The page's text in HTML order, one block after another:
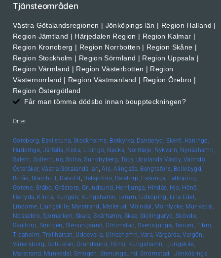
Tjänsteområden
Västra Götalandsregionen | Jönköpings län | Region Halland |
Region Jämtland | Härjedalen Region | Region Kalmar |
Region Kronoberg | Region Norrbotten | Region Skåne |
Region Stockholm | Region Sörmland | Region Uppsala |
Region Värmland | Region Västerbotten | Region
Västernorrland | Region Västmanland | Region Örebro |
Region Östergötland
Får man tömma dödsbo innan bouppteckningen?
Orter
Göteborg, Eskilstuna, Stockholms, Botkyrka, Danderyd, Ekerö, Haninge,
Huddinge, Järfälla, Kista, Lidingö, Nacka, Norrtälje, Nykvarn, Nynäshamn,
Salem, Sollentuna, Solna, Sundbyberg, Täby, Upplands Väsby, Värmdö,
Österåker, Västra Götalands län, Ale, Alingsås, Bengtsfors, Bollebygd,
Borås, Brämhult, Dals-Ed , Dalsjöfors, Dalstorp, Essunga, Falköping,
Götene, Gråbo, Grästorp, Grundsund, Herrljunga, Hindås, Hjo, Hönö,
Härryda, Kinna, Kungälv, Kungshamn, Lerum, Lidköping, Lilla Edet,
Lindome, Ljungskile, Marstrand, Mellerud, Mölndal, Mölnlycke, Munkedal,
Nossebro, Sjömarken, Skara, Skärhamn, Skee, Skillingaryd, Skövde,
Skultorp, Smögen, Stenungsund, Strömstad, Svensljunga, Tanum, Tibro,
Tidaholm, Trollhättan, Uddevalla, Ulricehamn, Vara, Vårgårda, Vargön,
Vänersborg, Bohuslän, Grundsund, Hönö, Kungshamn, Ljungskile,
Marstrand, Munkedal, Smögen, Stenungsund, Strömstad, Jönköpings